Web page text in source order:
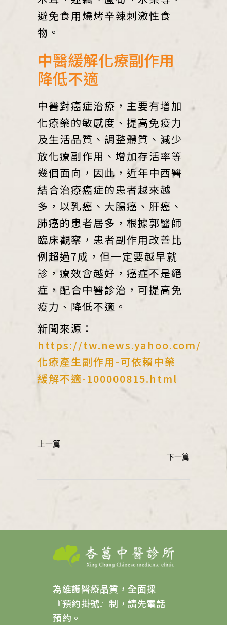
避免食用燒烤辛辣刺激性食
物。
中醫緩解化療副作用
降低不適
中醫對癌症治療，主要有增加
化療藥的敏感度、提高免疫力
及生活品質、調整體質、減少
放化療副作用、增加存活率等
幾個面向，因此，近年中西醫
結合治療癌症的患者越來越
多，以乳癌、大腸癌、肝癌、
肺癌的患者居多，根據郭醫師
臨床觀察，患者副作用改善比
例超過7成，但一定要越早就
診，療效會越好，癌症不是絕
症，配合中醫診治，可提高免
疫力、降低不適。
新聞來源：
https://tw.news.yahoo.com/
化療產生副作用-可依賴中藥
緩解不適-100000815.html
為維護醫療品質，全面採
『預約掛號』制，請先電話
預約。